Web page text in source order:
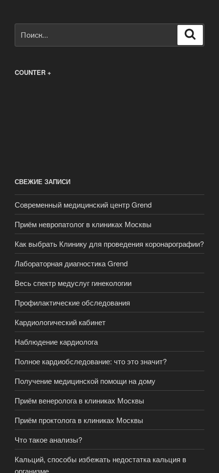
COUNTER +
СВЕЖИЕ ЗАПИСИ
Современный медицинский центр Grend
Приём невропатолог в клиниках Москвы
Как выбрать Клинику для проведения коронарографии?
Лабораторная диагностика Grend
Весь спектр медуслуг гинекологии
Профилактические обследования
Кардиологический кабинет
Наблюдение кардиолога
Полное кардиобследование: что это значит?
Получение медицинской помощи на дому
Приём венеролога в клиниках Москвы
Приём проктолога в клиниках Москвы
Что такое анализы?
Кальций, способы избежать недостатка кальция в
организме.